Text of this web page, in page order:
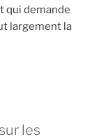
qui demande
largement la
les